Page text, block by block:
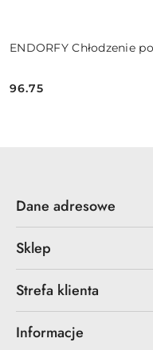
ENDORFY Chłodzenie
Cena:
96.75
Dane adresowe
Sklep
Strefa klienta
Informacje